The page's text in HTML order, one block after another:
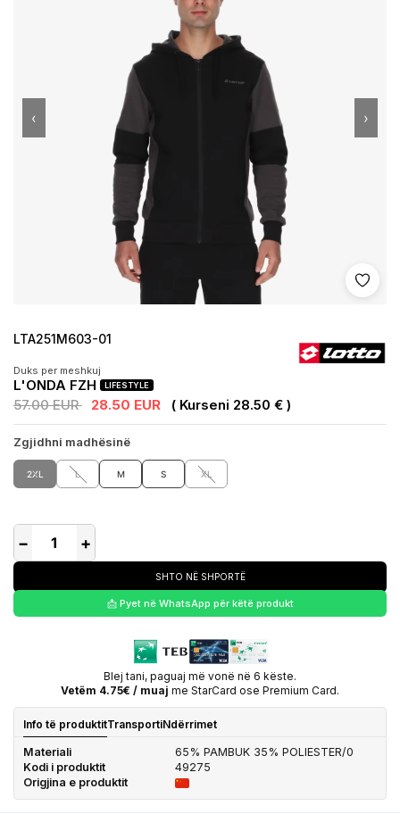
Shto
‹ ›
LTA251M603-01
Duks per meshkuj
L'ONDA FZH LIFESTYLE
57.00 EUR 28.50 EUR ( Kurseni 28.50 € )
Zgjidhni madhësinë
2XL L M S XL
− +
SHTO NË SHPORTË
📩 Pyet në WhatsApp për këtë produkt
Blej tani, paguaj më vonë në 6 këste.
Vetëm 4.75€ / muaj me StarCard ose Premium Card.
Info të produktitTransportiNdërrimet
Materiali
65% PAMBUK 35% POLIESTER/0
Kodi i produktit
49275
Origjina e produktit